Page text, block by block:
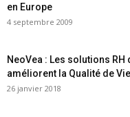
en Europe
4 septembre 2009
NeoVea : Les solutions RH
améliorent la Qualité de
26 janvier 2018